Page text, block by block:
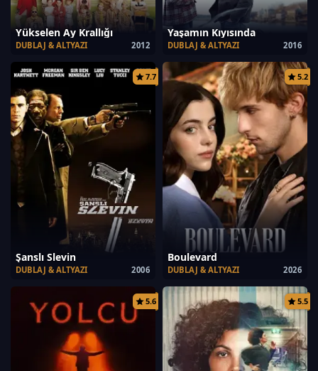
Yükselen Ay Krallığı
2012
DUBLAJ & ALTYAZI
Yaşamın Kıyısında
2016
DUBLAJ & ALTYAZI
7.7
Şanslı Slevin
2006
DUBLAJ & ALTYAZI
5.2
Boulevard
2026
DUBLAJ & ALTYAZI
5.6 5.5